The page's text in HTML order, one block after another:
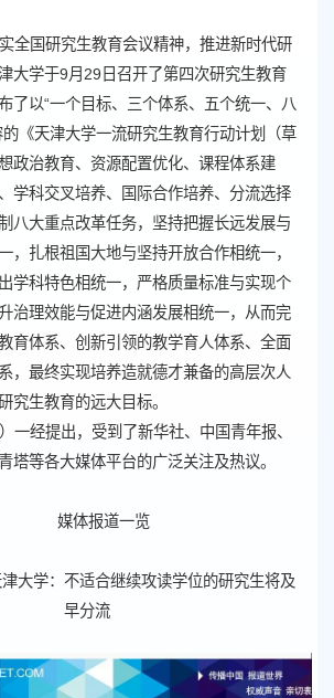
全国研究生教育会议精神，推进新时代研
大学于9月29日召开了第四次研究生教育
了以“一个目标、三个体系、五个统一、八
的《天津大学一流研究生教育行动计划（草
政治教育、资源配置优化、课程体系建
学科交叉培养、国际合作培养、分流选择
八大重点改革任务，坚持把握长远发展与
，扎根祖国大地与坚持开放合作相统一，
学科特色相统一，严格质量标准与实现个
治理效能与促进内涵发展相统一，从而完
育体系、创新引领的教学育人体系、全面
，最终实现培养造就德才兼备的高层次人
究生教育的远大目标。
一经提出，受到了新华社、中国青年报、
塔等各大媒体平台的广泛关注及热议。
媒体报道一览
大学：不适合继续攻读学位的研究生将及
早分流